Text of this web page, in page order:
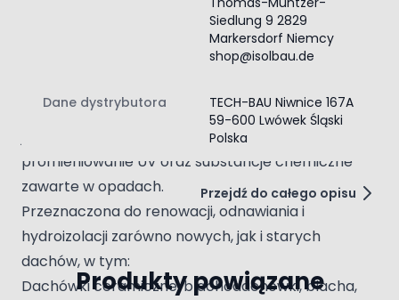
klasyczny antracyt, nasza oferta spełni Twoje
oczekiwania. Dzięki wysokiej wydajności i estetycznemu
wyglądowi, twoje dachy zyskają nie tylko funkcjonalność,
Antracytowa farba dachowa - polimerowa, która
jest odporna na warunki atmosferyczne, starzenie,
promieniowanie UV oraz substancje chemiczne
zawarte w opadach.
Przeznaczona do renowacji, odnawiania i
hydroizolacji zarówno nowych, jak i starych
dachów, w tym:
Dachówki ceramiczne, blachodachówki, blacha,
Siedlung 9 2829
Markersdorf Niemcy
shop@isolbau.de
Dane dystrybutora
TECH-BAU Niwnice 167A
59-600 Lwówek Śląski
Polska
Przejdź do całego opisu
Produkty powiązane